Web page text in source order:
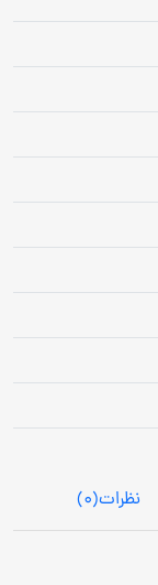
نظرات(0)